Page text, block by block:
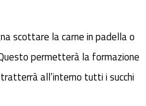
scottare la carne in padella o
permetterà la formazione
all’interno tutti i succhi